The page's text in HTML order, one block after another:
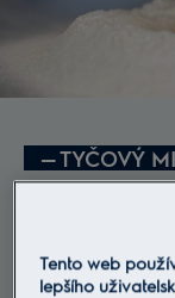
—TYČOVÝ
Zvolte
Tento web
lepšího